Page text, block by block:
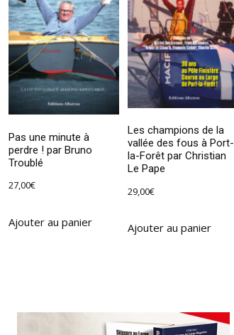
Pas une minute à
perdre ! par Bruno
Troublé
27,00€
Ajouter au panier
Les champions de la
vallée des fous à Port-
la-Forêt par Christian
Le Pape
29,00€
Ajouter au panier